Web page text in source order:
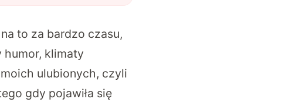
to za bardzo czasu,
humor, klimaty
ulubionych, czyli
gdy pojawiła się